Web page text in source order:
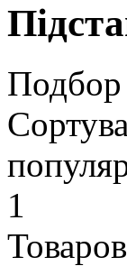
Подбор
1